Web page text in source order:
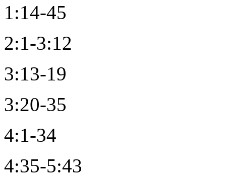
1:14-45
2:1-3:12
3:13-19
3:20-35
4:1-34
4:35-5:43